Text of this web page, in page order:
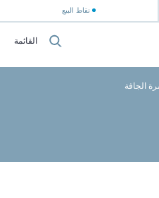
نقاط البيع
القائمة
الجافة